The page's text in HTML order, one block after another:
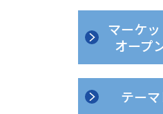
マーケ
オープ
テー